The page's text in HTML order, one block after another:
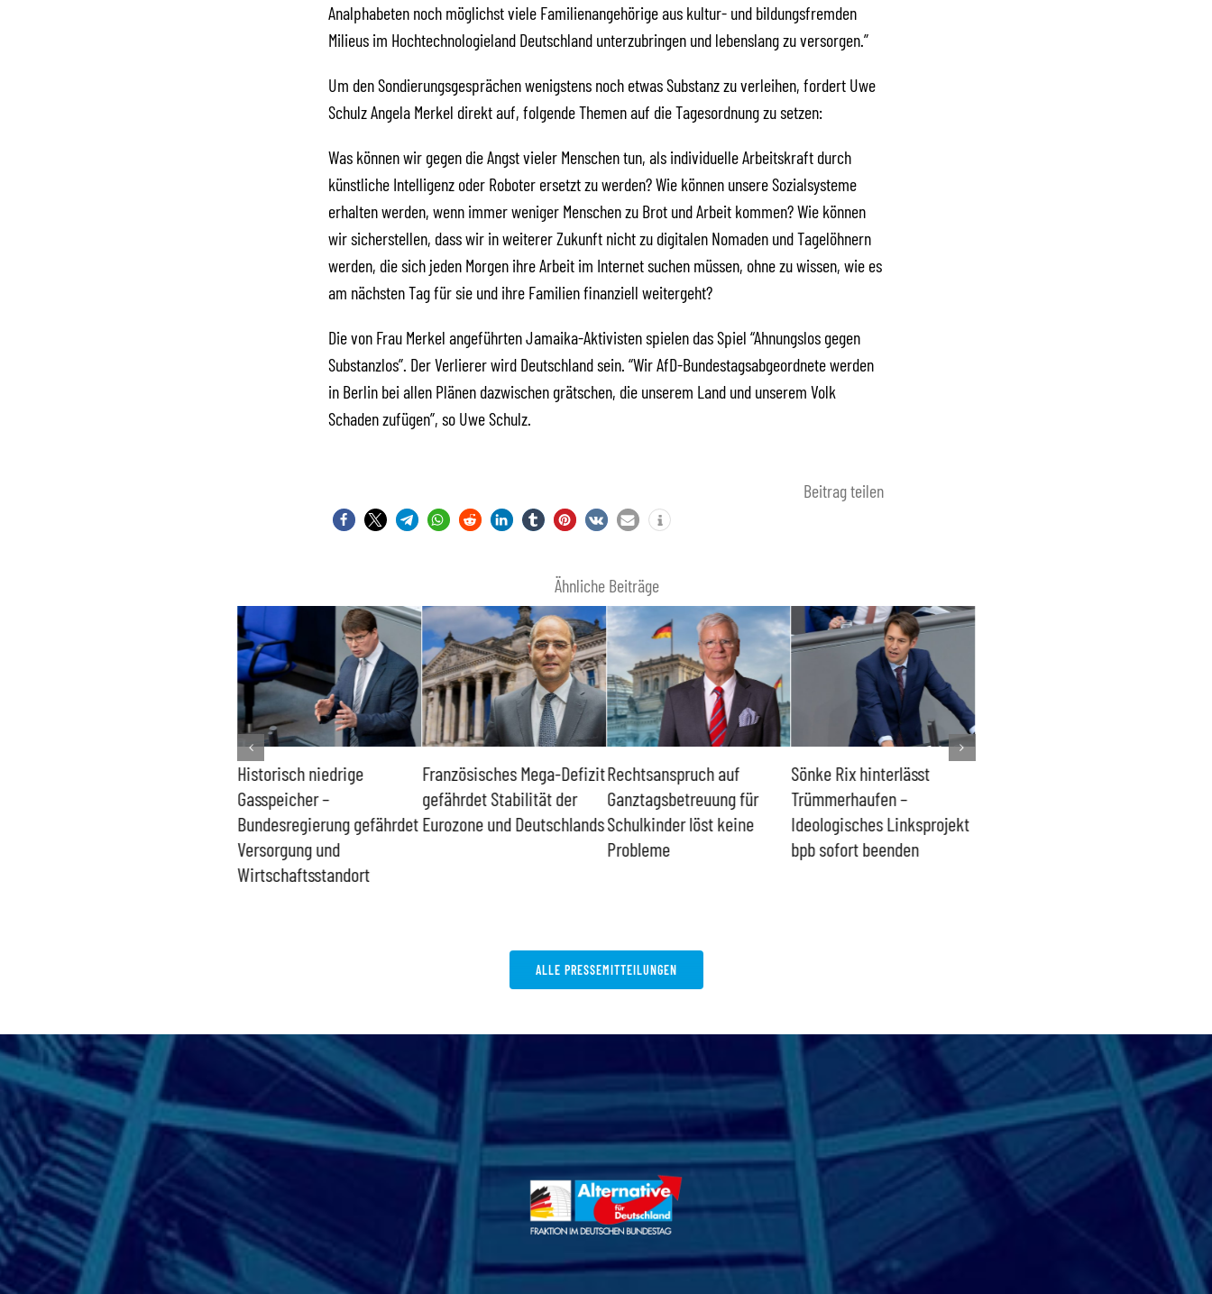
Analphabeten noch möglichst viele Familienangehörige aus kultur- und bildungsfremden
Milieus im Hochtechnologieland Deutschland unterzubringen und lebenslang zu versorgen.”
Um den Sondierungsgesprächen wenigstens noch etwas Substanz zu verleihen, fordert Uwe
Schulz Angela Merkel direkt auf, folgende Themen auf die Tagesordnung zu setzen:
Was können wir gegen die Angst vieler Menschen tun, als individuelle Arbeitskraft durch
künstliche Intelligenz oder Roboter ersetzt zu werden? Wie können unsere Sozialsysteme
erhalten werden, wenn immer weniger Menschen zu Brot und Arbeit kommen? Wie können
wir sicherstellen, dass wir in weiterer Zukunft nicht zu digitalen Nomaden und Tagelöhnern
werden, die sich jeden Morgen ihre Arbeit im Internet suchen müssen, ohne zu wissen, wie es
am nächsten Tag für sie und ihre Familien finanziell weitergeht?
Die von Frau Merkel angeführten Jamaika-Aktivisten spielen das Spiel “Ahnungslos gegen
Substanzlos”. Der Verlierer wird Deutschland sein. “Wir AfD-Bundestagsabgeordnete werden
in Berlin bei allen Plänen dazwischen grätschen, die unserem Land und unserem Volk
Schaden zufügen”, so Uwe Schulz.
Beitrag teilen
Ähnliche Beiträge
Historisch niedrige
Gasspeicher –
Bundesregierung gefährdet
Versorgung und
Wirtschaftsstandort
Französisches Mega-Defizit
gefährdet Stabilität der
Eurozone und Deutschlands
Rechtsanspruch auf
Ganztagsbetreuung für
Schulkinder löst keine
Probleme
Sönke Rix hinterlässt
Trümmerhaufen –
Ideologisches Linksprojekt
bpb sofort beenden
ALLE PRESSEMITTEILUNGEN